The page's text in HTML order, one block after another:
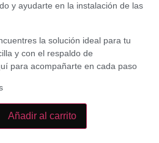
y ayudarte en la instalación de las
la solución ideal para tu
y con el respaldo de
para acompañarte en cada paso
Añadir al carrito